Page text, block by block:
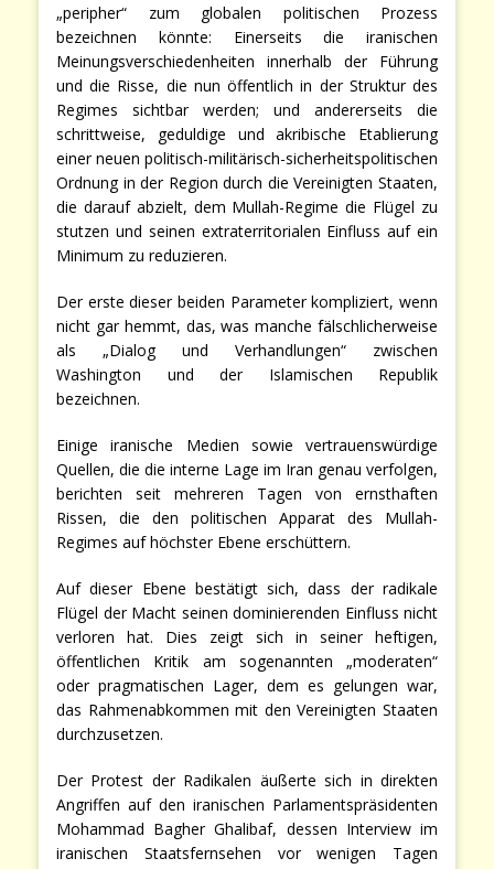
„peripher“ zum globalen politischen Prozess
bezeichnen könnte: Einerseits die iranischen
Meinungsverschiedenheiten innerhalb der Führung
und die Risse, die nun öffentlich in der Struktur des
Regimes sichtbar werden; und andererseits die
schrittweise, geduldige und akribische Etablierung
einer neuen politisch-militärisch-sicherheitspolitischen
Ordnung in der Region durch die Vereinigten Staaten,
die darauf abzielt, dem Mullah-Regime die Flügel zu
stutzen und seinen extraterritorialen Einfluss auf ein
Minimum zu reduzieren.
Der erste dieser beiden Parameter kompliziert, wenn
nicht gar hemmt, das, was manche fälschlicherweise
als „Dialog und Verhandlungen“ zwischen
Washington und der Islamischen Republik
bezeichnen.
Einige iranische Medien sowie vertrauenswürdige
Quellen, die die interne Lage im Iran genau verfolgen,
berichten seit mehreren Tagen von ernsthaften
Rissen, die den politischen Apparat des Mullah-
Regimes auf höchster Ebene erschüttern.
Auf dieser Ebene bestätigt sich, dass der radikale
Flügel der Macht seinen dominierenden Einfluss nicht
verloren hat. Dies zeigt sich in seiner heftigen,
öffentlichen Kritik am sogenannten „moderaten“
oder pragmatischen Lager, dem es gelungen war,
das Rahmenabkommen mit den Vereinigten Staaten
durchzusetzen.
Der Protest der Radikalen äußerte sich in direkten
Angriffen auf den iranischen Parlamentspräsidenten
Mohammad Bagher Ghalibaf, dessen Interview im
iranischen Staatsfernsehen vor wenigen Tagen